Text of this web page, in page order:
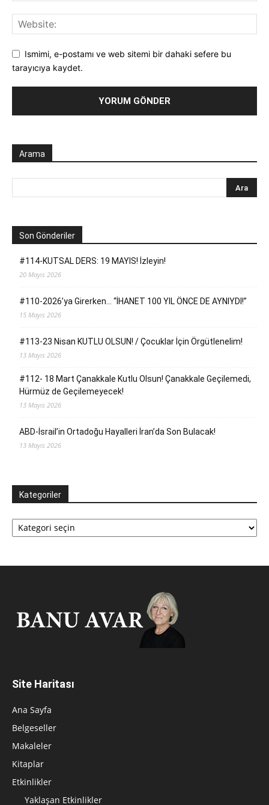
Ismimi, e-postamı ve web sitemi bir dahaki sefere bu
tarayıcıya kaydet.
Arama
Son Gönderiler
#114-KUTSAL DERS: 19 MAYIS! İzleyin!
20 Mayıs 2026
#110-2026’ya Girerken… “İHANET 100 YIL ÖNCE DE AYNIYDI!”
15 Mayıs 2026
#113-23 Nisan KUTLU OLSUN! / Çocuklar İçin Örgütlenelim!
13 Mayıs 2026
#112- 18 Mart Çanakkale Kutlu Olsun! Çanakkale Geçilemedi,
Hürmüz de Geçilemeyecek!
13 Mayıs 2026
ABD-İsrail’in Ortadoğu Hayalleri İran’da Son Bulacak!
13 Mayıs 2026
Kategoriler
Kategoriler
Site Haritası
Ana Sayfa
Belgeseller
Makaleler
Kitaplar
Etkinlikler
Yaklaşan Etkinlikler